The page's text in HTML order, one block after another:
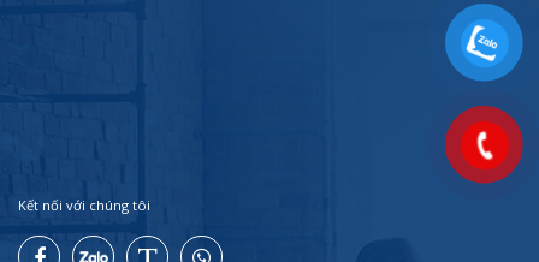
Kết nối với chúng tôi